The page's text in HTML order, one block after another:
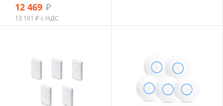
12 469 ₽
13 161 ₽ с НДС